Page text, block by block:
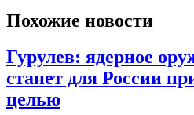
Похожие новости
Гурулев: ядерное
станет для России
целью